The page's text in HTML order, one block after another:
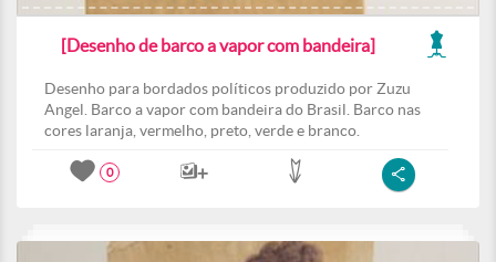
[Desenho de barco a vapor com bandeira]
Desenho para bordados políticos produzido por Zuzu
Angel. Barco a vapor com bandeira do Brasil. Barco nas
cores laranja, vermelho, preto, verde e branco.
0